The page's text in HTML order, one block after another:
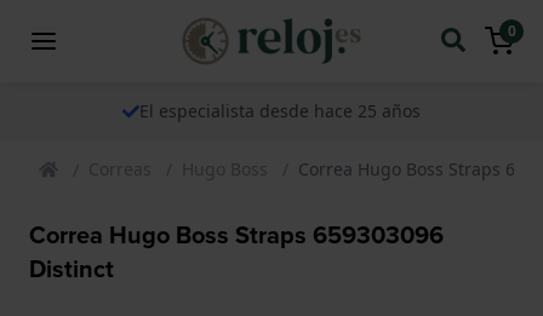
0
El especialista desde hace 25 años
Correas Hugo Boss Correa Hugo Boss Straps
Correa Hugo Boss Straps 659303096
Distinct